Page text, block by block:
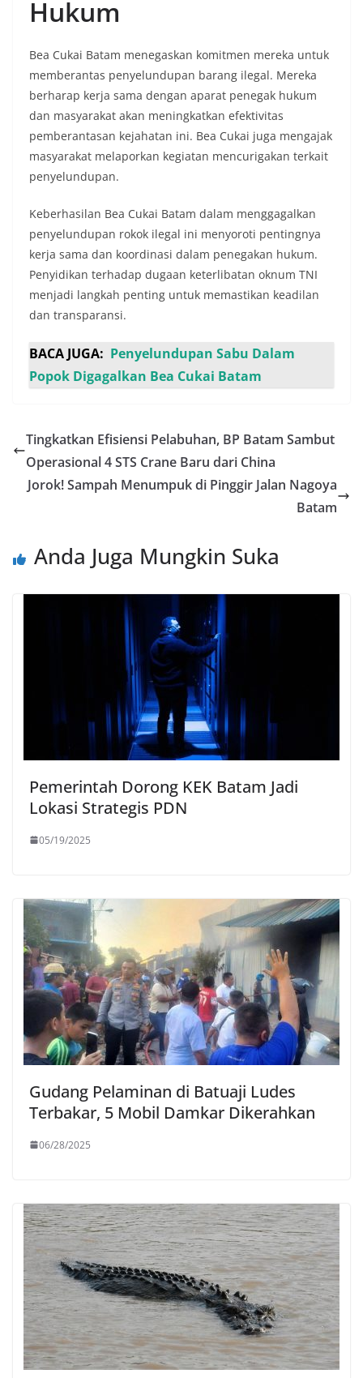
Hukum
Bea Cukai Batam menegaskan komitmen mereka untuk
memberantas penyelundupan barang ilegal. Mereka
berharap kerja sama dengan aparat penegak hukum
dan masyarakat akan meningkatkan efektivitas
pemberantasan kejahatan ini. Bea Cukai juga mengajak
masyarakat melaporkan kegiatan mencurigakan terkait
penyelundupan.
Keberhasilan Bea Cukai Batam dalam menggagalkan
penyelundupan rokok ilegal ini menyoroti pentingnya
kerja sama dan koordinasi dalam penegakan hukum.
Penyidikan terhadap dugaan keterlibatan oknum TNI
menjadi langkah penting untuk memastikan keadilan
dan transparansi.
BACA JUGA: Penyelundupan Sabu Dalam
Popok Digagalkan Bea Cukai Batam
Tingkatkan Efisiensi Pelabuhan, BP Batam Sambut
Operasional 4 STS Crane Baru dari China
Jorok! Sampah Menumpuk di Pinggir Jalan Nagoya
Batam
Anda Juga Mungkin Suka
Pemerintah Dorong KEK Batam Jadi
Lokasi Strategis PDN
05/19/2025
Gudang Pelaminan di Batuaji Ludes
Terbakar, 5 Mobil Damkar Dikerahkan
06/28/2025